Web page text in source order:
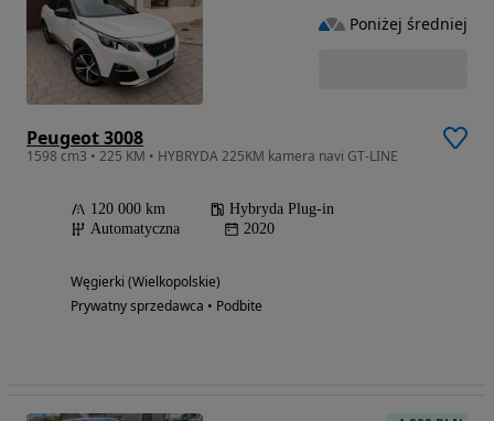
Peugeot 3008
1598 cm3 • 225 KM • HYBRYDA 225KM kamera navi GT-LINE
120 000 km
Hybryda Plug-in
Automatyczna
2020
Węgierki (Wielkopolskie)
Prywatny sprzedawca • Podbite
Poniżej średniej